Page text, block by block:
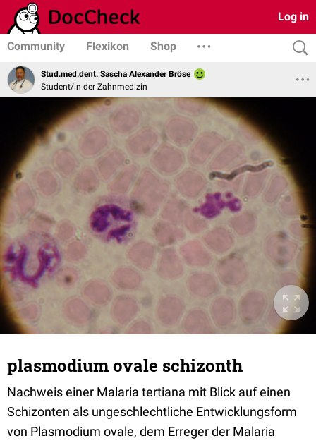
Log in
Community Flexikon Shop
Stud.med.dent. Sascha Alexander Bröse
Student/in der Zahnmedizin
plasmodium ovale schizonth
Nachweis einer Malaria tertiana mit Blick auf einen
Schizonten als ungeschlechtliche Entwicklungsform
von Plasmodium ovale, dem Erreger der Malaria